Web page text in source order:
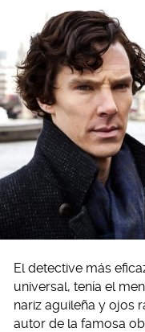
El detective más
universal, tenía el
nariz aguileña y ojos
autor de la famosa